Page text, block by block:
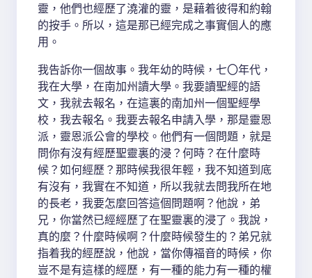
靈，他們也經歷了澆灌的靈，是藉着彼得和約翰
的按手。所以，這是那已經完成之事實個人的應
用。
我告訴你一個故事。我年幼的時候，七〇年代，
我在大學，在南加州讀大學。我要讀聖經的語
文，我就去報名，在這裏的南加州一個聖經學
校，我去報名。我要去報名申請入學，那是靈恩
派，靈恩派公會的學校。他們有一個問題，就是
問你有沒有經歷聖靈裏的浸？何時？在什麼時
候？如何經歷？那時候我很年輕，我不知道到底
有沒有，我實在不知道，所以我就去問我所在地
的長老，我要怎麼回答這個問題啊？他說，弟
兄，你當然已經經歷了在聖靈裏的浸了。我說，
真的麼？什麼時候啊？什麼時候發生的？弟兄就
指着我的經歷說，他說，當你傳福音的時候，你
豈不是有這樣的經歷，有一種的能力有一種的權